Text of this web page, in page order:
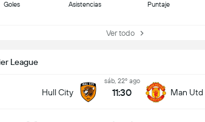
Goles Asistencias Puntaje
Ver todo
League
Hull City
sáb, 22º ago
11:30 Man Utd